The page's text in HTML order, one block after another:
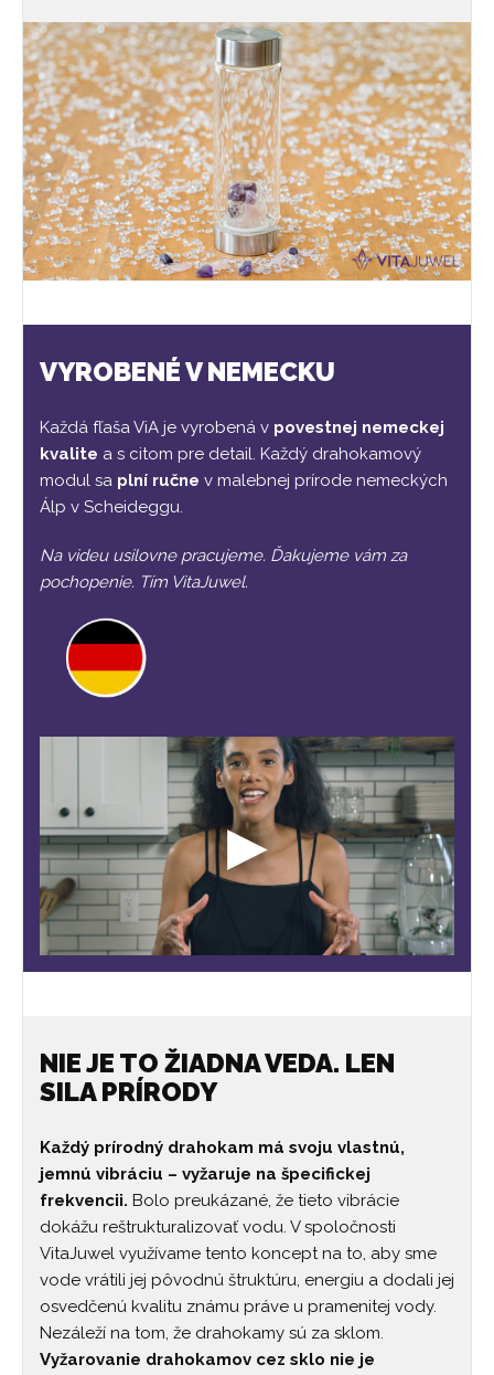
VYROBENÉ V NEMECKU
Každá fľaša ViA je vyrobená v povestnej nemeckej
kvalite a s citom pre detail. Každý drahokamový
modul sa plní ručne v malebnej prírode nemeckých
Álp v Scheideggu.
Na videu usilovne pracujeme. Ďakujeme vám za
pochopenie. Tím VitaJuwel.
NIE JE TO ŽIADNA VEDA. LEN
SILA PRÍRODY
Každý prírodný drahokam má svoju vlastnú,
jemnú vibráciu – vyžaruje na špecifickej
frekvencii. Bolo preukázané, že tieto vibrácie
dokážu reštrukturalizovať vodu. V spoločnosti
VitaJuwel využívame tento koncept na to, aby sme
vode vrátili jej pôvodnú štruktúru, energiu a dodali jej
osvedčenú kvalitu známu práve u pramenitej vody.
Nezáleží na tom, že drahokamy sú za sklom.
Vyžarovanie drahokamov cez sklo nie je